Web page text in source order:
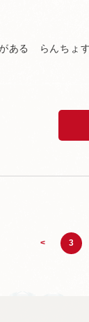
ある らんちょ
< 3